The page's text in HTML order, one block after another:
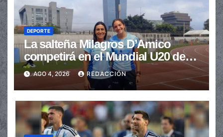
DEPORTE
La salteña Milagros D’Amico
competirá en el Mundial U20 de
Atletismo
AGO 4, 2026 REDACCIÓN